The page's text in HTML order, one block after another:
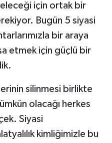
için ortak bir
Bugün 5 siyasi
bir araya
etmek için güçlü bir
silinmesi birlikte
olacağı herkes
Siyasi
kimliğimizle bu